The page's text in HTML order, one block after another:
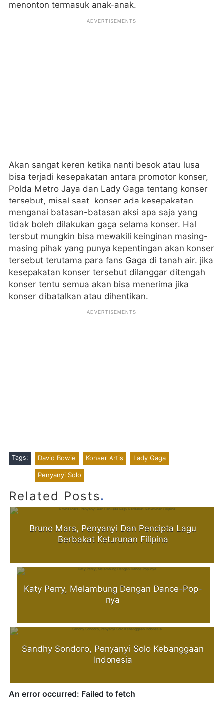
menonton termasuk anak-anak.
Akan sangat keren ketika nanti besok atau lusa
bisa terjadi kesepakatan antara promotor konser,
Polda Metro Jaya dan Lady Gaga tentang konser
tersebut, misal saat konser ada kesepakatan
menganai batasan-batasan aksi apa saja yang
tidak boleh dilakukan gaga selama konser. Hal
tersbut mungkin bisa mewakili keinginan masing-
masing pihak yang punya kepentingan akan konser
tersebut terutama para fans Gaga di tanah air. jika
kesepakatan konser tersebut dilanggar ditengah
konser tentu semua akan bisa menerima jika
konser dibatalkan atau dihentikan.
Tags: David Bowie Konser Artis Lady Gaga
Penyanyi Solo
Related Posts.
Bruno Mars, Penyanyi Dan Pencipta Lagu
Berbakat Keturunan Filipina
Katy Perry, Melambung Dengan Dance-Pop-
nya
Sandhy Sondoro, Penyanyi Solo Kebanggaan
Indonesia